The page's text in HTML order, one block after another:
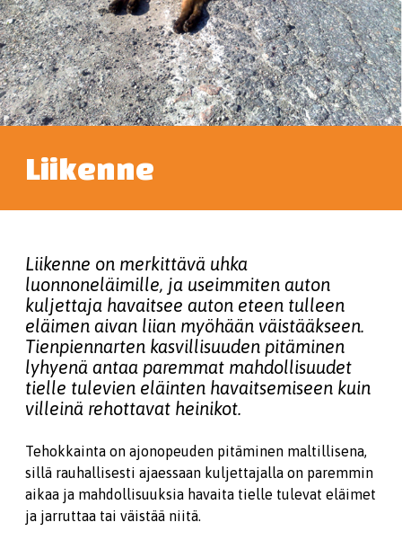
Liikenne
Liikenne on merkittävä uhka
luonnoneläimille, ja useimmiten auton
kuljettaja havaitsee auton eteen tulleen
eläimen aivan liian myöhään väistääkseen.
Tienpiennarten kasvillisuuden pitäminen
lyhyenä antaa paremmat mahdollisuudet
tielle tulevien eläinten havaitsemiseen kuin
villeinä rehottavat heinikot.
Tehokkainta on ajonopeuden pitäminen maltillisena,
sillä rauhallisesti ajaessaan kuljettajalla on paremmin
aikaa ja mahdollisuuksia havaita tielle tulevat eläimet
ja jarruttaa tai väistää niitä.